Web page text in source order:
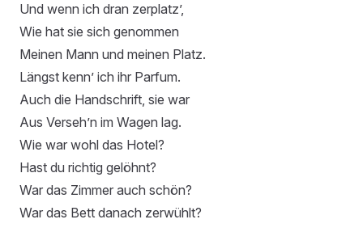
Und wenn ich dran zerplatz’,
Wie hat sie sich genommen
Meinen Mann und meinen Platz.
Längst kenn’ ich ihr Parfum.
Auch die Handschrift, sie war
Aus Verseh’n im Wagen lag.
Wie war wohl das Hotel?
Hast du richtig gelöhnt?
War das Zimmer auch schön?
War das Bett danach zerwühlt?